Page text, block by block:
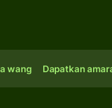
wang Dapatkan